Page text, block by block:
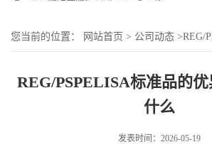
您当前的位置： 网站首页 > 公司动态 >REG/
REG/PSPELISA标准品的
什么
发表时间：2026-05-19